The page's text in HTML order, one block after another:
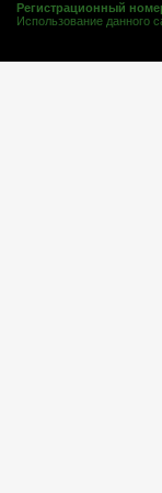
Регистрационный
Использование данного